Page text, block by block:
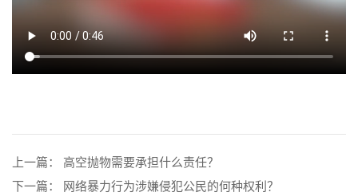
上一篇： 高空抛物需要承担什么责任？
下一篇：
网络暴力行为涉嫌侵犯公民的何种权利？